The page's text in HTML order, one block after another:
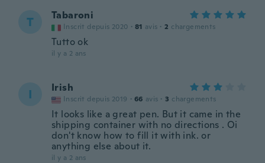
T Tabaroni
Inscrit depuis 2020 · 81 avis · 2 chargements
Tutto ok
il y a 2 ans
I Irish
Inscrit depuis 2019 · 66 avis · 3 chargements
It looks like a great pen. But it came in the
shipping container with no directions . Oi
don't know how to fill it with ink. or
anything else about it.
il y a 2 ans